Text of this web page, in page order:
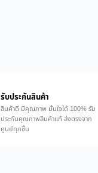
รับประกันสินค้า
สินค้าดี มีคุณภาพ มั่นใจได้ 100% รับ
ประกันคุณภาพสินค้าแท้ ส่งตรงจาก
ศูนย์ทุกชิ้น